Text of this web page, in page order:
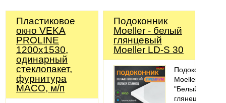
Пластиковое
окно VEKA
PROLINE
1200х1530,
одинарный
стеклопакет,
фурнитура
MACO, м/п
Подоконник
Moeller - белый
глянцевый
Moeller LD-S 30
Подоконник
Moeller
"Белый
глянец"